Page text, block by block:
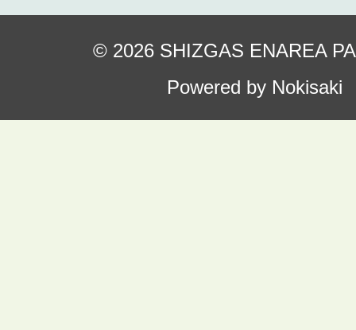
© 2026 SHIZGAS ENAREA
Powered by Nokisaki